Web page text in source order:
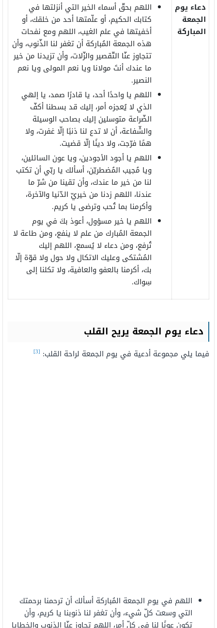
دعاء يوم
الجمعة
المباركة
اللهم بحقّ أسماء الخير التي أنزلتها في
كتابك الحكيم، أو علّمتها أحد من خلقك، أو
أخفيتها في علم الغيب، اللهم ومع نفحات
هذه الجمعة المُباركة أن تغفر لنا الذّنوب، وأن
تتجاوز عنّا التّقصير والزّلات، وأن تزيدنا من خير
ما عندك أنتَ مولانا ويا نعم المولى ويا نعم
النصير.
اللهم يا واحدًا أحد، يا قادرًا صمد، يا إلهي
الذي لا يُعجزه أمر، إليك قد بسطنا أكفّ
الضّراعة متوسلين إليك بصاحب الوسيلة
والشّفاعة، أن لا تدع لنا ذنبًا إلّا غفرت، ولا
همًا فرّجت، ولا دينًا إلّا قضيت.
اللهم يا أجود الأجودين، ويا عون السائلين،
ويا مُجيب المُضطريّن، أسألك يا ربّي أن تكتب
لنا من خير ما عندك، وأن تقينا من شرّ ما
عندنا، اللهم زدنا من خيريّ الدّنيا والآخرة،
وأكرمنا بما تُحب وترضى يا كريم.
اللهم يا خير مسؤول، أعوذ بكَ في يوم
الجمعة المُبارك من علم لا ينفع، ومن طاعة لا
تُرفع، ومن دعاء لا يُسمع، اللهم إليك
المُشتكى وعليك الاتكال ولا حول ولا قوّة إلّا
بك، أكرمنا بالعفو والعافية، ولا تكلنا إلى
سِواك.
دعاء يوم الجمعة يريح القلب
فيما يلي مجموعة أدعية في يوم الجمعة لراحة القلب: [3]
اللهم في يوم الجمعة المُباركة أسألك أن ترحمنا برحمتك
التي وسعت كلّ شيء، وأن تغفر لنا ذنوبنا يا كريم، وأن
تكون عونًا لنا في كلّ أمر، اللهم تجاوز عنّا الذنوب والخطايا